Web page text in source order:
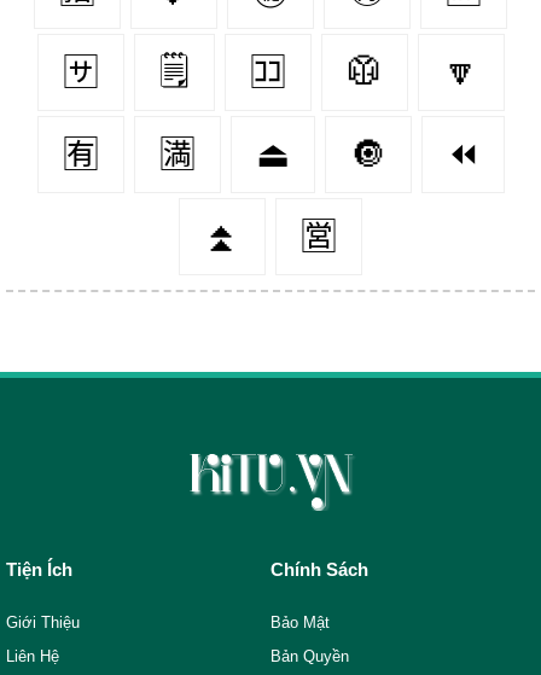
🈂 🗒️ 🈁 🥼 🔽
🈶 🈵 ⏏ 🔘 ⏪
⏫ 🈺
Tiện Ích
Giới Thiệu
Liên Hệ
Chính Sách
Bảo Mật
Bản Quyền